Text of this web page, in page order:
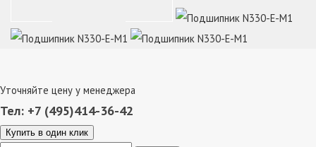
Уточняйте цену у менеджера
Тел: +7 (495)414-36-42
Купить в один клик